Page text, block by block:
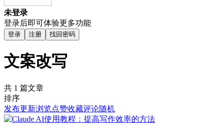
未登录
登录后即可体验更多功能
登录 注册 找回密码
文案改写
共 1 篇文章
排序
发布更新浏览点赞收藏评论随机